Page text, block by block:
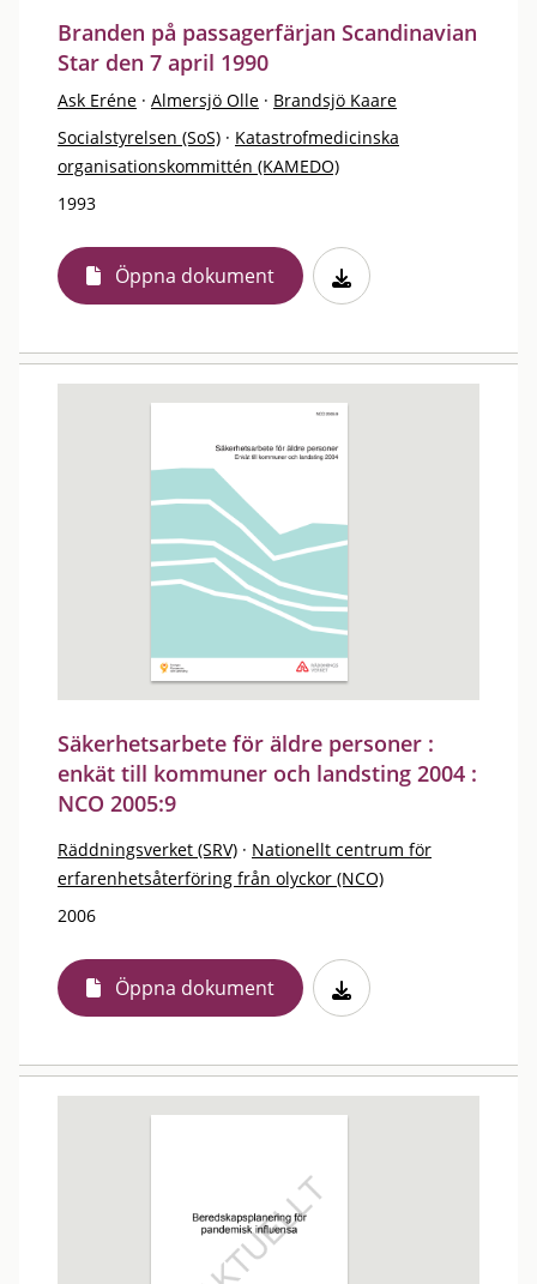
Branden på passagerfärjan Scandinavian
Star den 7 april 1990
Ask Eréne · Almersjö Olle · Brandsjö Kaare
Socialstyrelsen (SoS) · Katastrofmedicinska
organisationskommittén (KAMEDO)
1993
Öppna dokument
Säkerhetsarbete för äldre personer :
enkät till kommuner och landsting 2004 :
NCO 2005:9
Räddningsverket (SRV) · Nationellt centrum för
erfarenhetsåterföring från olyckor (NCO)
2006
Öppna dokument